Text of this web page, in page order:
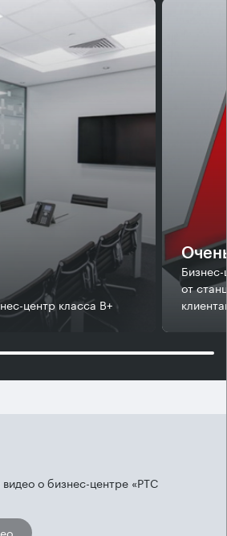
центр класса В+
от
о бизнес-центре «РТС